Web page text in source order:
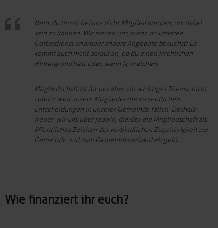
Nein, du musst bei uns nicht Mitglied werden, um dabei
sein zu können. Wir freuen uns, wenn du unseren
Gottesdienst und/oder andere Angebote besuchst! Es
kommt auch nicht darauf an, ob du einen kirchlichen
Hintergrund hast oder, wenn ja, welchen.
Mitgliedschaft ist für uns aber ein wichtiges Thema, nicht
zuletzt weil unsere Mitglieder die wesentlichen
Entscheidungen in unserer Gemeinde fällen. Deshalb
freuen wir uns über jede/n, die/der die Mitgliedschaft als
öffentliches Zeichen der verbindlichen Zugehörigkeit zur
Gemeinde und zum Gemeindeverband eingeht.
Wie finanziert ihr euch?